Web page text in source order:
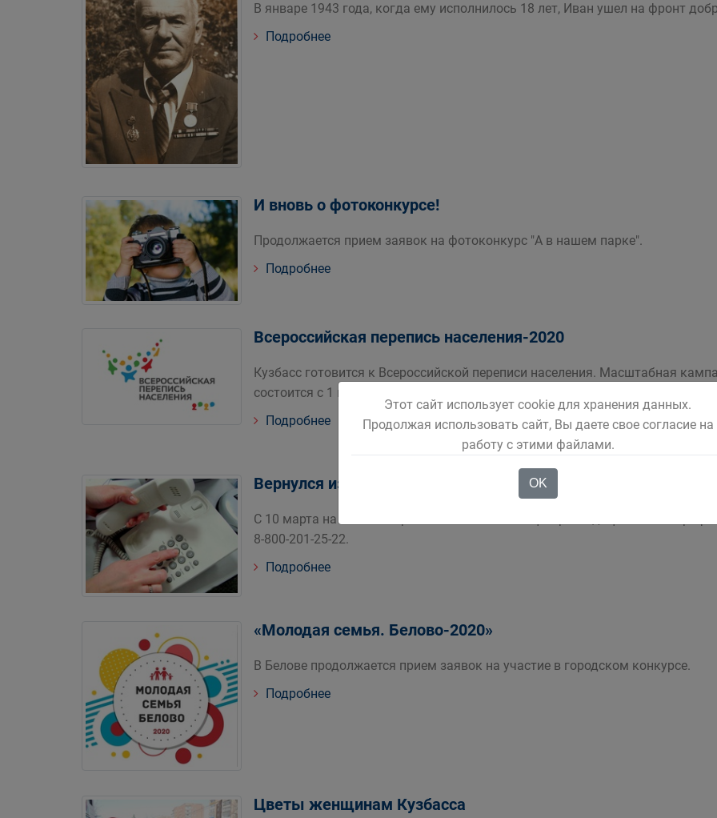
В январе 1943 года, когда ему исполнилось 18 лет, Иван ушел на фронт
Подробнее
И вновь о фотоконкурсе!
Продолжается прием заявок на фотоконкурс "А в нашем парке".
Подробнее
Всероссийская перепись населения-2020
Кузбасс готовится к Всероссийской переписи населения. Масштабная
состоится с 1 по 31 октября 2020 года.
Подробнее
Вернулся из поездки - сообщи!
С 10 марта на базе Кемеровского областного центра медицины катастроф
8-800-201-25-22.
Подробнее
«Молодая семья. Белово-2020»
В Белове продолжается прием заявок на участие в городском конкурсе.
Подробнее
Цветы женщинам Кузбасса
Этот сайт использует cookie для хранения данных.
Продолжая использовать сайт, Вы даете свое согласие на
работу с этими файлами.
OK